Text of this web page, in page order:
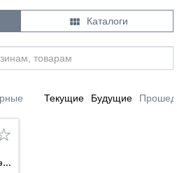
 Каталоги
Текущие Будущие
-15% при покупке от 2-х штук энергетический напиток ТОРНАДО в ассортименте 0.33л